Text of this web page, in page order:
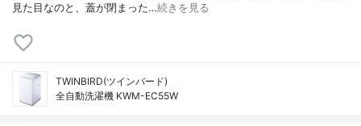
見た目なのと、蓋が閉まった…続きを見る
TWINBIRD(ツインバード)
全自動洗濯機 KWM-EC55W